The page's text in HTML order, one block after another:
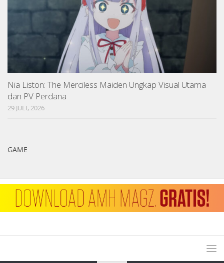
Nia Liston: The Merciless Maiden Ungkap Visual Utama
dan PV Perdana
29 JULI, 2026
GAME